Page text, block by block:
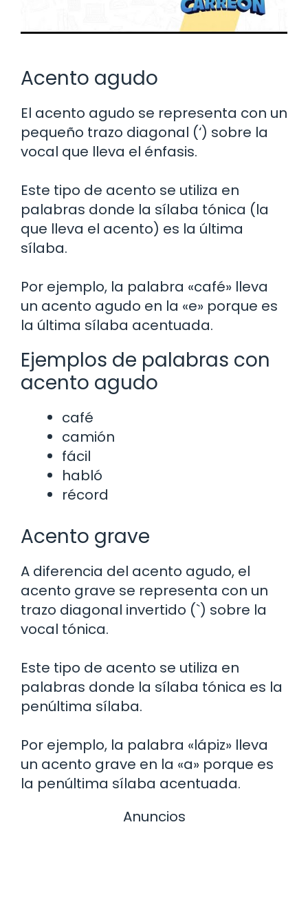
Acento agudo
El acento agudo se representa con un
pequeño trazo diagonal (‘) sobre la
vocal que lleva el énfasis.
Este tipo de acento se utiliza en
palabras donde la sílaba tónica (la
que lleva el acento) es la última
sílaba.
Por ejemplo, la palabra «café» lleva
un acento agudo en la «e» porque es
la última sílaba acentuada.
Ejemplos de palabras con
acento agudo
café
camión
fácil
habló
récord
Acento grave
A diferencia del acento agudo, el
acento grave se representa con un
trazo diagonal invertido (`) sobre la
vocal tónica.
Este tipo de acento se utiliza en
palabras donde la sílaba tónica es la
penúltima sílaba.
Por ejemplo, la palabra «lápiz» lleva
un acento grave en la «a» porque es
la penúltima sílaba acentuada.
Anuncios